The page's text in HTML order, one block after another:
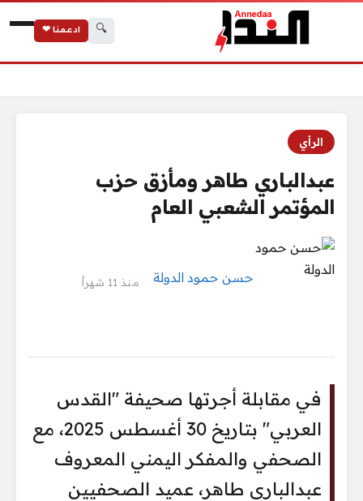
🔍 ادعمنا ❤
الرأي
عبدالباري طاهر ومأزق حزب
المؤتمر الشعبي العام
حسن حمود الدولة منذ 11 شهراً
في مقابلة أجرتها صحيفة "القدس
العربي" بتاريخ 30 أغسطس 2025، مع
الصحفي والمفكر اليمني المعروف
عبدالباري طاهر، عميد الصحفيين